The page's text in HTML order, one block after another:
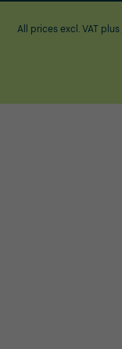
All prices excl. VAT plus